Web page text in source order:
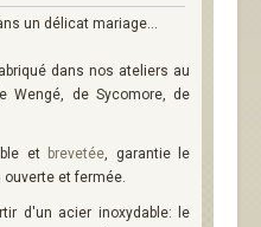
un délicat mariage...
dans nos ateliers au
Wengé, de Sycomore, de
et brevetée, garantie le
ouverte et fermée.
d'un acier inoxydable: le